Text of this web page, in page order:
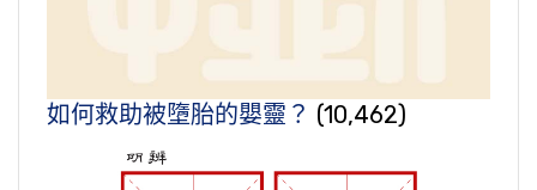
如何救助被墮胎的嬰靈？ (10,462)